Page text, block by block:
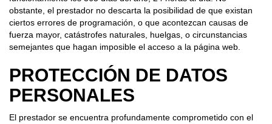
obstante, el prestador no descarta la posibilidad de que existan
ciertos errores de programación, o que acontezcan causas de
fuerza mayor, catástrofes naturales, huelgas, o circunstancias
semejantes que hagan imposible el acceso a la página web.
PROTECCIÓN DE DATOS
PERSONALES
El prestador se encuentra profundamente comprometido con el